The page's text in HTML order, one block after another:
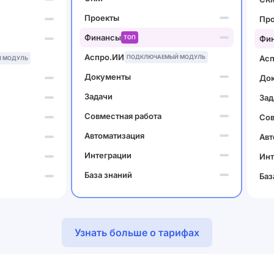
МОДУЛЬ
Проекты
Финансы ТОП
Аспро.ИИ ПОДКЛЮЧАЕМЫЙ МОДУЛЬ
Документы
Задачи
Совместная работа
Автоматизация
Интеграции
База знаний
Узнать больше о тарифах